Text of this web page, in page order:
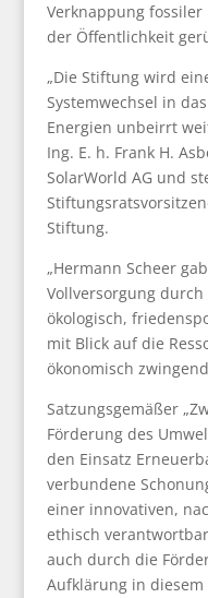
Verknappung fossiler
der Öffentlichkeit
„Die Stiftung wird
Systemwechsel in
Energien unbeirrt
Ing. E. h. Frank H.
SolarWorld AG und
Stiftung.
„Hermann Scheer
Vollversorgung
ökologisch,
mit Blick auf die
ökonomisch
Satzungsgemäßer
Förderung des
den Einsatz
verbundene
einer innovativen,
ethisch
auch durch die
Aufklärung in